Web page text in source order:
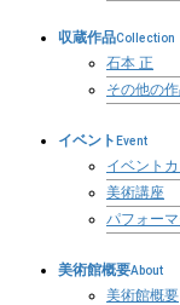
収蔵作品Collection
石本 正
その他の
イベント Event
イベント
美術講座
パフォー
美術館概要About
美術館概要